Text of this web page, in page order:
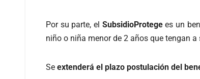
Por su parte, el SubsidioProtegees un
niño o niña menor de 2 años que tengan
Se extenderá el plazo postulación del